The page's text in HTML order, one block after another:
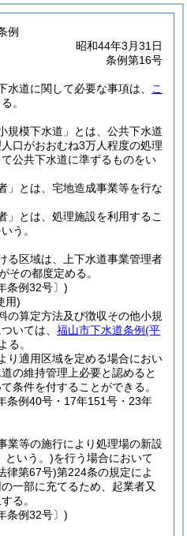
例
昭和44年3月31日
条例第16号
水道に関して必要な事項は、
こ
。
規模下水道」とは、公共下水道
口がおおむね3万人程度の処理
公共下水道に準ずるものをい
」とは、宅地造成事業等を行な
」とは、処理施設を利用するこ
う。
る区域は、上下水道事業管理者
その都度定める。
条例32号〕)
用)
の算定方法及び徴収その他小規
いては、 福山市下水道条例(平
る。
り適用区域を定める場合におい
の維持管理上必要と認めると
条件を付することができる。
条例40号・17年151号・23年
業等の施行により処理場の新設
という。)を行う場合において
律第67号)第224条の規定によ
一部に充てるため、起業者又
る。
条例32号〕)